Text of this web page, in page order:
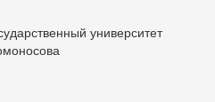
университет